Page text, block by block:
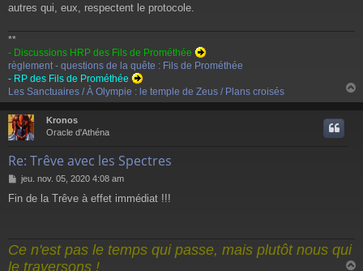
autres qui, eux, respectent le protocole.
**
- Discussions HRP des Fils de Prométhée
règlement - questions de la quête : Fils de Prométhée
- RP des Fils de Prométhée
Les Sanctuaires / À Olympie : le temple de Zeus / Plans croisés
a
Kronos
Oracle d'Athéna
Re: Trêve avec les Spectres
M
s
e
jeu. nov. 05, 2020 4:08 am
Fin de la Trêve à effet immédiat !!!
Ce n'est pas le temps qui passe, mais plutôt nous qui
le traversons !